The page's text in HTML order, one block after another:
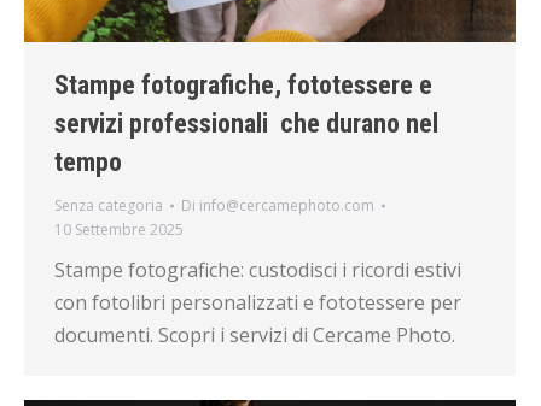
Stampe fotografiche, fototessere e
servizi professionali che durano nel
tempo
Senza categoria Di info@cercamephoto.com
10 Settembre 2025
Stampe fotografiche: custodisci i ricordi estivi
con fotolibri personalizzati e fototessere per
documenti. Scopri i servizi di Cercame Photo.